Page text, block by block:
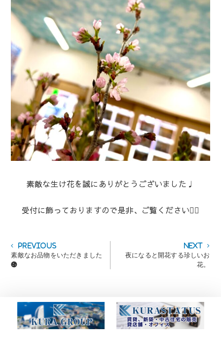
素敵な生け花を誠にありがとうございました♩
受付に飾っておりますので是非、ご覧ください💁‍♀️
投
稿
ナ
シ
ョ
PreviousPrevious
post:
素敵なお品物をいただきました
🍪
Next
post:
夜になると開花する珍しいお
花。